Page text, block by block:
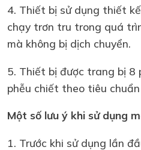
4. Thiết bị sử dụng thiết
chạy trơn tru trong quá
mà không bị dịch chuyển.
5. Thiết bị được trang bị 8
phễu chiết theo tiêu chuẩn
Một số lưu ý khi sử dụng
1. Trước khi sử dụng lần